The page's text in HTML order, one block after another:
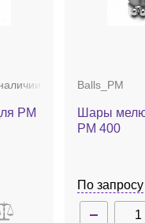
PM
Balls_PM
Шары
PM 400
По запросу